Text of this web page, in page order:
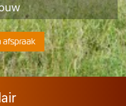
afspraak